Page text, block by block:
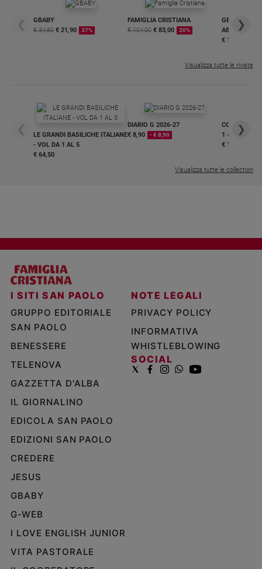
❮
GBABY
€ 34,80 € 21,90 37%
FAMIGLIA CRISTIANA
€ 104,00 € 83,00 20%
GBABY
€ 16,99
❯
Visualizza tutte le riviste
❮
LE GRANDI BASILICHE ITALIANE
- VOL DA 1 AL 5
€ 64,50
DIARIO G 2026-27
€ 8,90
- € 8,90
COLLANA
1 - 2
€ 18,50
❯
Visualizza tutte le collection
I SITI SAN PAOLO
GRUPPO EDITORIALE
SAN PAOLO
BENESSERE
TELENOVA
GAZZETTA D'ALBA
IL GIORNALINO
EDICOLA SAN PAOLO
EDIZIONI SAN PAOLO
CREDERE
JESUS
GBABY
G-WEB
I LOVE ENGLISH JUNIOR
VITA PASTORALE
NOTE LEGALI
PRIVACY POLICY
INFORMATIVA
WHISTLEBLOWING
SOCIAL